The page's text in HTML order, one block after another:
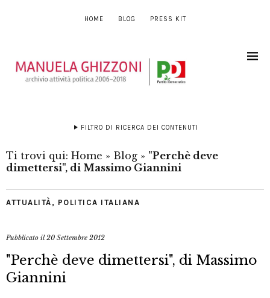
HOME BLOG PRESS KIT
FILTRO DI RICERCA DEI CONTENUTI
Ti trovi qui: Home » Blog » "Perchè deve
dimettersi", di Massimo Giannini
ATTUALITÀ , POLITICA ITALIANA
Pubblicato il20 Settembre 2012
"Perchè deve dimettersi", di Massimo
Giannini